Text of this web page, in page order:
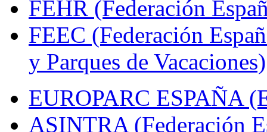
FEHR (Federación
FEEC (Federación
y Parques de Vacaciones)
EUROPARC ESPAÑA
ASINTRA (Federación